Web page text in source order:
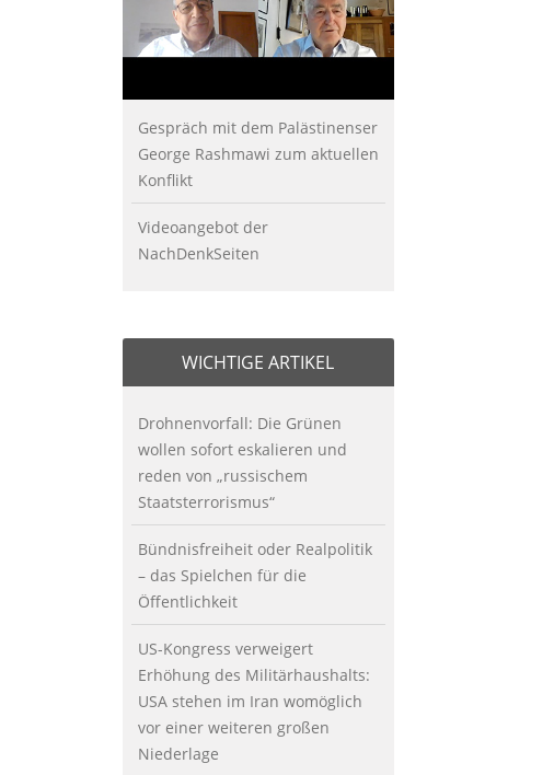
Gespräch mit dem Palästinenser
George Rashmawi zum aktuellen
Konflikt
Videoangebot der
NachDenkSeiten
WICHTIGE ARTIKEL
Drohnenvorfall: Die Grünen
wollen sofort eskalieren und
reden von „russischem
Staatsterrorismus“
Bündnisfreiheit oder Realpolitik
– das Spielchen für die
Öffentlichkeit
US-Kongress verweigert
Erhöhung des Militärhaushalts:
USA stehen im Iran womöglich
vor einer weiteren großen
Niederlage